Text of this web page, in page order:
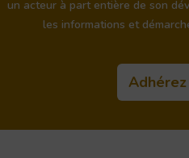
un acteur à part entière de son
les informations et
Adhérez